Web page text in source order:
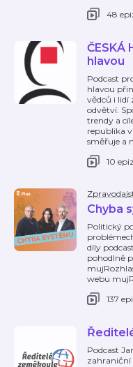
48
ČESKÁ
hlavou
Podcast
hlavou
vědců i lidí
odvětví.
trendy a
republika
směřuje a
10
Chyba
Politický
díly
pohodlně
webu
137
Podcast
zahraniční